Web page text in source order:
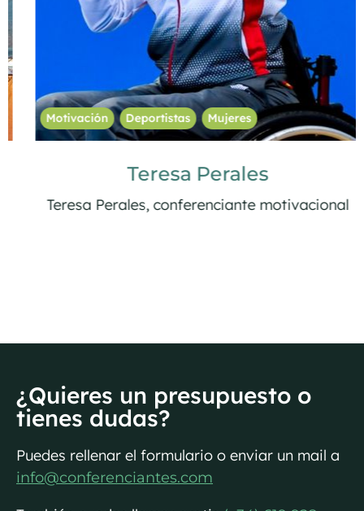
Motivación Deportistas Mujeres
Teresa Perales
Teresa Perales, conferenciante motivacional
¿Quieres un presupuesto o
tienes dudas?
Puedes rellenar el formulario o enviar un mail a
info@conferenciantes.com